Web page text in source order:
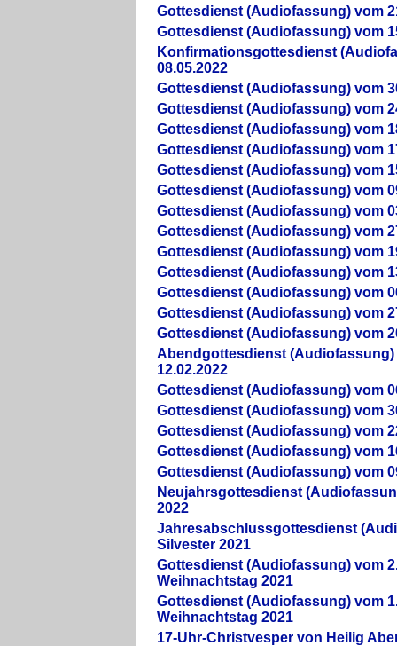
Gottesdienst (Audiofassung) vom
Gottesdienst (Audiofassung) vom
Konfirmationsgottesdienst
08.05.2022
Gottesdienst (Audiofassung) vom
Gottesdienst (Audiofassung) vom
Gottesdienst (Audiofassung) vom
Gottesdienst (Audiofassung) vom
Gottesdienst (Audiofassung) vom
Gottesdienst (Audiofassung) vom
Gottesdienst (Audiofassung) vom
Gottesdienst (Audiofassung) vom
Gottesdienst (Audiofassung) vom
Gottesdienst (Audiofassung) vom
Gottesdienst (Audiofassung) vom
Gottesdienst (Audiofassung) vom
Gottesdienst (Audiofassung) vom
Abendgottesdienst (Audiofassung)
12.02.2022
Gottesdienst (Audiofassung) vom
Gottesdienst (Audiofassung) vom
Gottesdienst (Audiofassung) vom
Gottesdienst (Audiofassung) vom
Gottesdienst (Audiofassung) vom
Neujahrsgottesdienst
2022
Jahresabschlussgottesdienst
Silvester 2021
Gottesdienst (Audiofassung) vom
Weihnachtstag 2021
Gottesdienst (Audiofassung) vom
Weihnachtstag 2021
17-Uhr-Christvesper von Heilig